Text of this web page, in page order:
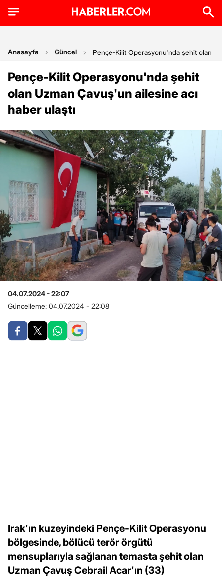
Anasayfa Güncel Pençe-Kilit Operasyonu'nda şehit olan
Pençe-Kilit Operasyonu'nda şehit
olan Uzman Çavuş'un ailesine acı
haber ulaştı
04.07.2024 - 22:07
Güncelleme: 04.07.2024 - 22:08
Irak'ın kuzeyindeki Pençe-Kilit Operasyonu
bölgesinde, bölücü terör örgütü
mensuplarıyla sağlanan temasta şehit olan
Uzman Çavuş Cebrail Acar'ın (33)